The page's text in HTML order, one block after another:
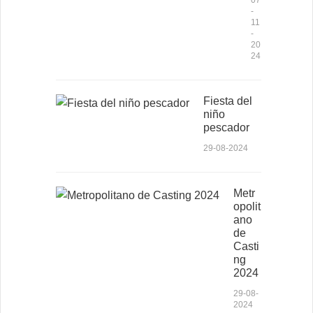
-
11
-
20
24
Fiesta del
niño
pescador
29-08-2024
Metr
opolit
ano
de
Casti
ng
2024
29-08-
2024